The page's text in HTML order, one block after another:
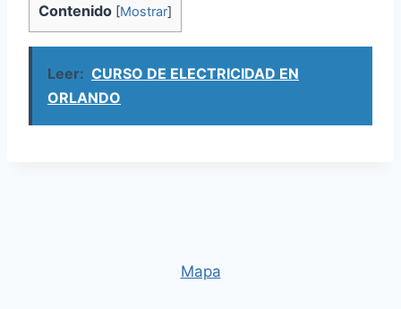
Contenido [Mostrar]
Leer: CURSO DE ELECTRICIDAD EN
ORLANDO
Mapa